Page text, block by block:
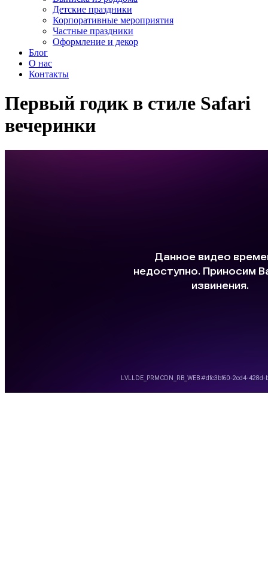
Детские праздники
Корпоративные мероприятия
Частные праздники
Оформление и декор
Блог
О нас
Контакты
Первый годик в стиле Safari
вечеринки